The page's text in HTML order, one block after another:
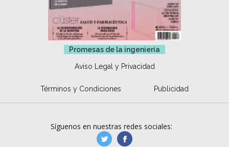
Promesas de la ingeniería
Aviso Legal y Privacidad
Términos y Condiciones Publicidad
Síguenos en nuestras redes sociales:
manufacturaGE